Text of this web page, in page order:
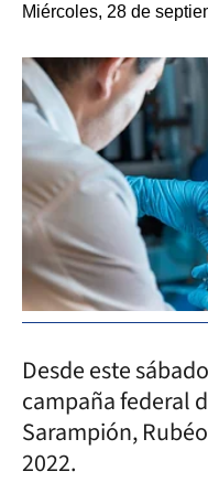
Miércoles, 28 de
Desde este
campaña federal
Sarampión,
2022.